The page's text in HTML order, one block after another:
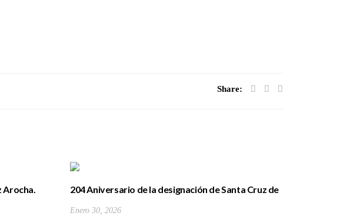
Share:
204 Aniversario de la designación de Santa Cruz de
Enero 30, 2026